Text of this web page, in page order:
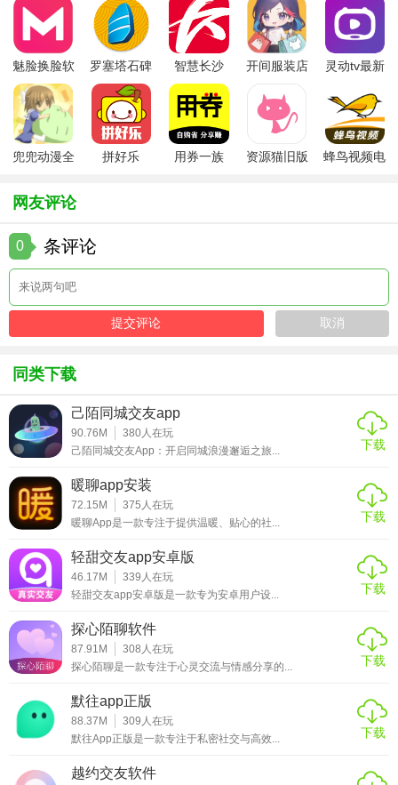
VR设备，就能身临其境地感受宇宙的浩瀚与神秘。在虚拟宇
宙中自由穿梭，近距离观察行星、星系等天体，获得前所未
有的沉浸式体验。
2. 社交互动社区：打造了一个活跃的社交互动社区，用户可
以在这里发布自己的观测照片、视频和心得体会，与其他用
户交流分享。还可以参与各种天文话题讨论，结识志同道合
的朋友，共同探索宇宙的奥秘。
3. 天文赛事活动：定期举办各种天文赛事活动，如天文摄影
的才华和成果，与其他优秀天文爱好者一较高下，同时还有
机会获得丰厚的奖品和荣誉。
统和设备上使用，包括手机、平板、电脑等。用户可以根据
测和交流。
【星空之遇国际版玩法】
1. 日常观测：在晴朗的夜晚，打开软件，使用实时星空地图
调整望远镜或直接用肉眼观察，记录下自己的观测发现。
2. 参加线上讲座：软件会定期邀请天文领域的专家学者举办
线上讲座，用户可以报名参加，聆听专业人士的讲解，深入
了解天文知识和最新研究成果。在讲座过程中，还可以与专
家和其他用户进行互动交流。
3. 参与社区活动：积极参与软件社交互动社区中的各种活
动，如话题讨论、作品分享等。与其他用户交流观测经验和
技巧，学习他人的优秀作品，不断提升自己的天文观测和摄
4. 挑战天文任务：软件会发布各种天文任务，如观测特定天
求完成观测和记录，并提交作品。完成任务后，将获得相应
魅脸换脸软
件
罗塞塔石碑
安卓版
智慧长沙
app
开间服装店
灵动tv最新
兜兜动漫全
拼好乐 用券一族 资源猫旧版
蜂鸟视频电
网友评论
0 条评论
同类下载
己陌同城交友app
90.76M 380 人在玩
己陌同城交友App：开启同城浪漫邂逅之旅...
下载
暖聊app安装
72.15M 375 人在玩
暖聊App是一款专注于提供温暖、贴心的社...
下载
轻甜交友app安卓版
46.17M 339 人在玩
轻甜交友app安卓版是一款专为安卓用户设...
下载
探心陌聊软件
87.91M 308 人在玩
探心陌聊是一款专注于心灵交流与情感分享的...
下载
默往app正版
88.37M 309 人在玩
默往App正版是一款专注于私密社交与高效...
下载
越约交友软件